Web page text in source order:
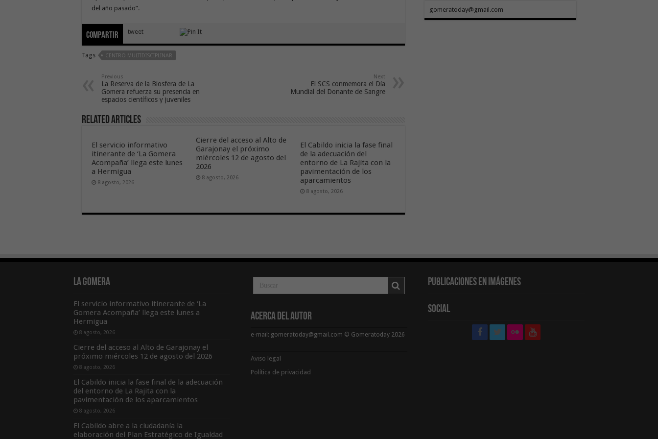
del año pasado”.
Compartir tweet
Tags CENTRO MULTIDISCIPLINAR
Previous
La Reserva de la Biosfera de La
Gomera refuerza su presencia en
espacios científicos y juveniles
Next
El SCS conmemora el Día
Mundial del Donante de Sangre
Related Articles
El servicio informativo
itinerante de ‘La Gomera
Acompaña’ llega este lunes
a Hermigua
8 agosto, 2026
Cierre del acceso al Alto de
Garajonay el próximo
miércoles 12 de agosto del
2026
8 agosto, 2026
El Cabildo inicia la fase final
de la adecuación del
entorno de La Rajita con la
pavimentación de los
aparcamientos
8 agosto, 2026
gomeratoday@gmail.com
La Gomera
El servicio informativo itinerante de ‘La
Gomera Acompaña’ llega este lunes a
Hermigua
8 agosto, 2026
Cierre del acceso al Alto de Garajonay el
próximo miércoles 12 de agosto del 2026
8 agosto, 2026
El Cabildo inicia la fase final de la adecuación
del entorno de La Rajita con la
pavimentación de los aparcamientos
8 agosto, 2026
El Cabildo abre a la ciudadanía la
elaboración del Plan Estratégico de Igualdad
Acerca del Autor
e-mail: gomeratoday@gmail.com © Gomeratoday 2026
Aviso legal
Política de privacidad
Publicaciones en Imágenes
Social